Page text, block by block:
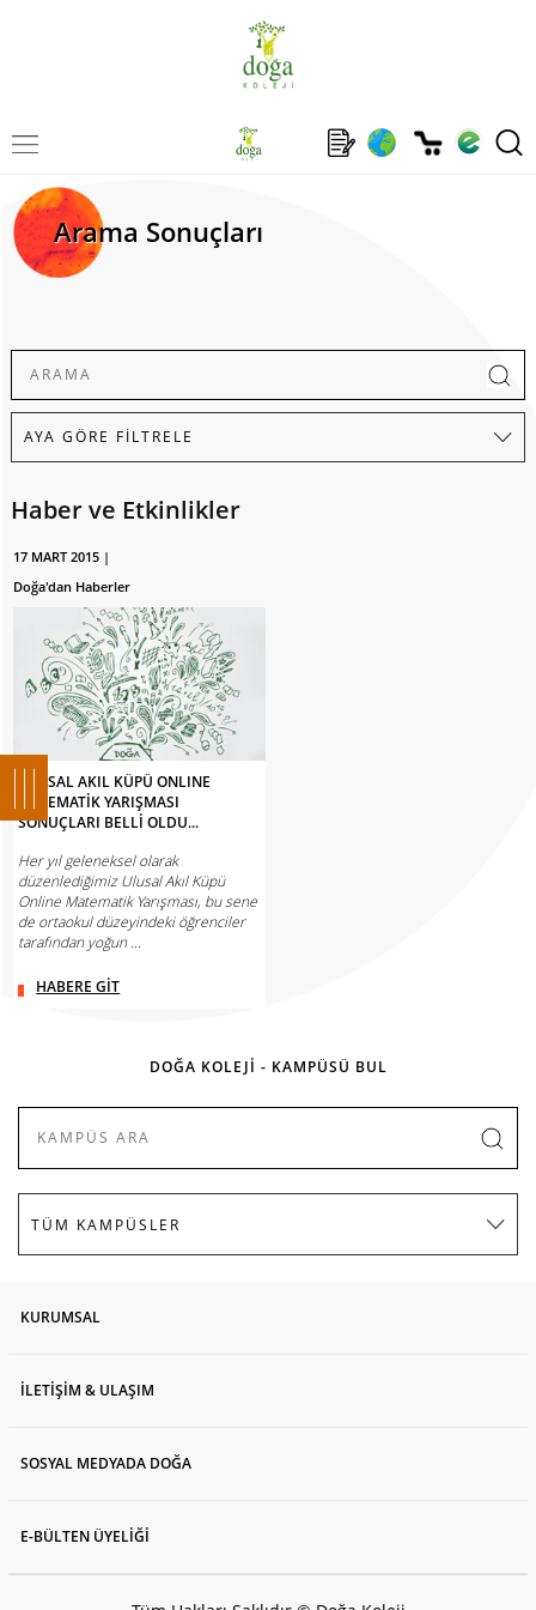
Arama Sonuçları
Haber ve Etkinlikler
17 MART 2015 |
Doğa'dan Haberler
ULUSAL AKIL KÜPÜ ONLINE
MATEMATİK YARIŞMASI
SONUÇLARI BELLİ OLDU...
Her yıl geleneksel olarak
düzenlediğimiz Ulusal Akıl Küpü
Online Matematik Yarışması, bu sene
de ortaokul düzeyindeki öğrenciler
tarafından yoğun ...
HABERE GİT
DOĞA KOLEJİ - KAMPÜSÜ BUL
KURUMSAL
İLETİŞİM & ULAŞIM
SOSYAL MEDYADA DOĞA
E-BÜLTEN ÜYELİĞİ